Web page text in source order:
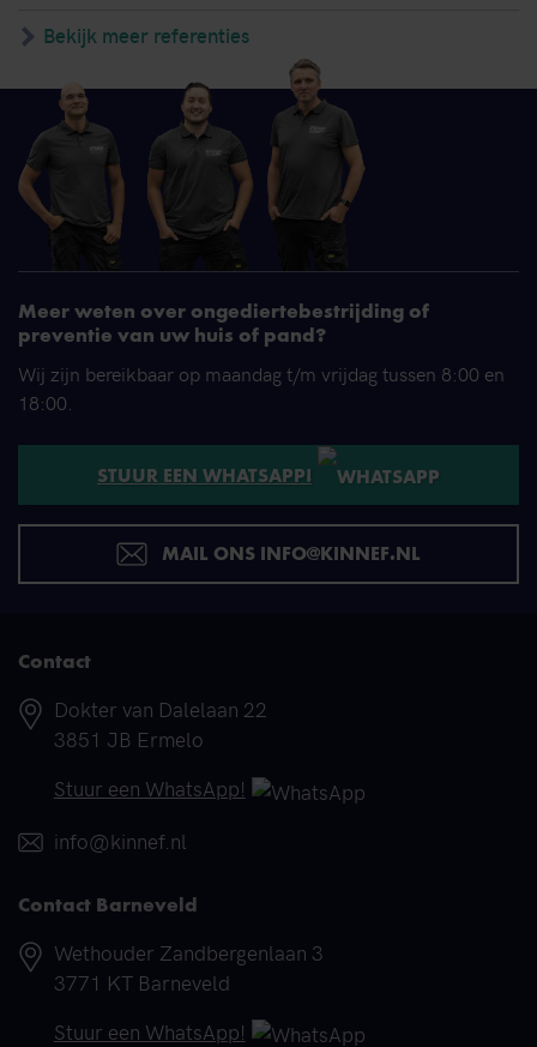
Bekijk meer referenties
Meer weten over ongediertebestrijding of
preventie van uw huis of pand?
Wij zijn bereikbaar op maandag t/m vrijdag tussen 8:00 en
18:00.
STUUR EEN WHATSAPP!
MAIL ONS INFO@KINNEF.NL
Contact
Adres
Dokter van Dalelaan 22
3851 JB Ermelo
Telefoonnummer
Stuur een WhatsApp!
E-mail
info@kinnef.nl
Contact Barneveld
Adres
Wethouder Zandbergenlaan 3
3771 KT Barneveld
Telefoonnummer
Stuur een WhatsApp!